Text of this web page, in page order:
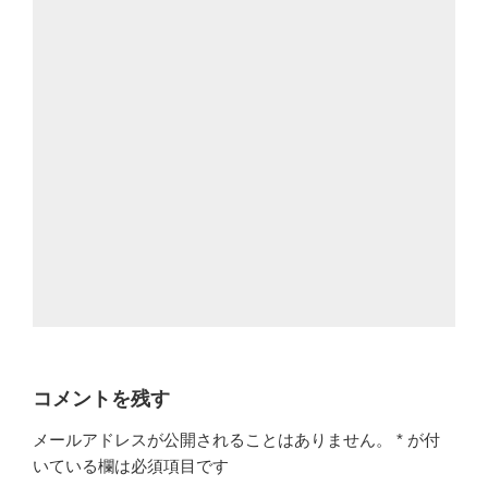
コメントを残す
メールアドレスが公開されることはありません。 * が付
いている欄は必須項目です